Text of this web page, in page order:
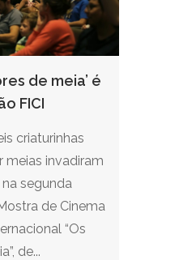
de meia’ é
FICI
criaturinhas
meias invadiram
segunda
de Cinema
“Os
de...